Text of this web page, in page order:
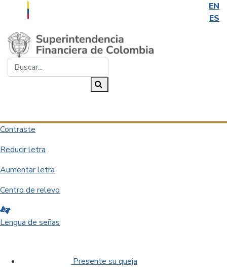
EN
ES
Saltar al contenido principal
Contraste
Reducir letra
Aumentar letra
Centro de relevo
Lengua de señas
Presente su queja